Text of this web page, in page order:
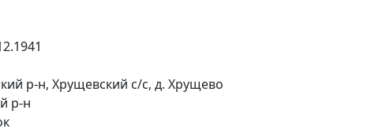
р-н, Хрущевский с/с, д. Хрущево
р-н